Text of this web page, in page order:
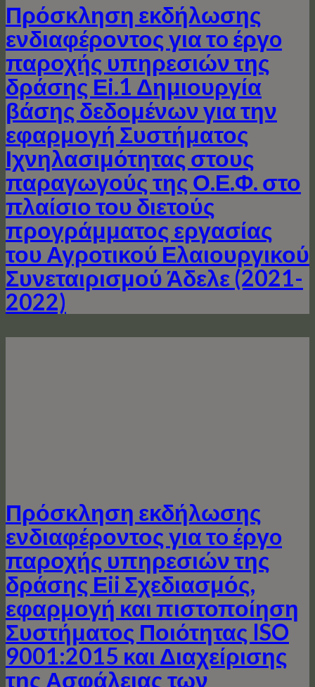
Πρόσκληση εκδήλωσης
ενδιαφέροντος για τo έργo
παροχής υπηρεσιών της
δράσης Εi.1 Δημιουργία
βάσης δεδομένων για την
εφαρμογή Συστήματος
Ιχνηλασιμότητας στους
παραγωγούς της Ο.Ε.Φ. στο
πλαίσιο του διετούς
προγράμματος εργασίας
του Αγροτικού Ελαιουργικού
Συνεταιρισμού Άδελε (2021-
2022)
Πρόσκληση εκδήλωσης
ενδιαφέροντος για τo έργo
παροχής υπηρεσιών της
δράσης Εii Σχεδιασμός,
εφαρμογή και πιστοποίηση
Συστήματος Ποιότητας ISO
9001:2015 και Διαχείρισης
της Ασφάλειας των